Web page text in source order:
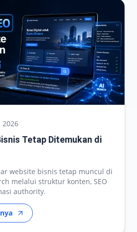
2026
Tetap Ditemukan di
website bisnis tetap muncul di
melalui struktur konten, SEO
authority.